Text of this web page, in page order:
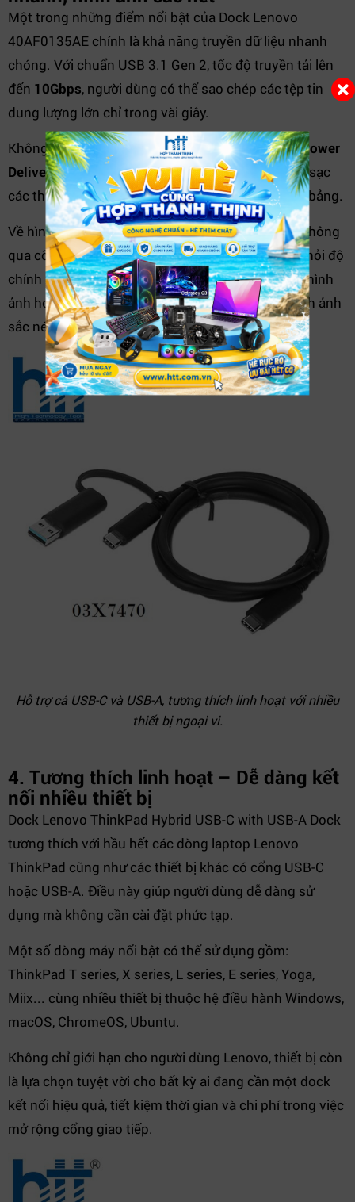
Một trong những điểm nổi bật của Dock Lenovo
40AF0135AE chính là khả năng truyền dữ liệu nhanh
chóng. Với chuẩn USB 3.1 Gen 2, tốc độ truyền tải lên
đến 10Gbps, người dùng có thể sao chép các tệp tin
dung lượng lớn chỉ trong vài giây.
Không dừng lại ở đó, dock còn hỗ trợsạc nhanh Power
Delivery 65W, giúp tiết kiệm đáng kể thời gian khi sạc
các thiết bị như laptop, smartphone hay máy tính bảng.
Về hình ảnh, dock hỗ trợ độ phân giải lên đến4Kthông
qua cổng HDMI – lý tưởng cho các công việc đòi hỏi độ
chính xác cao như thiết kế, dựng phim, chỉnh sửa hình
ảnh hoặc chỉ đơn giản là giải trí với chất lượng hình ảnh
sắc nét, sống động.
Hỗ trợ cả USB-C và USB-A, tương thích linh hoạt với nhiều
thiết bị ngoại vi.
4. Tương thích linh hoạt – Dễ dàng kết
nối nhiều thiết bị
Dock Lenovo ThinkPad Hybrid USB-C with USB-A Dock
tương thích với hầu hết các dòng laptop Lenovo
ThinkPad cũng như các thiết bị khác có cổng USB-C
hoặc USB-A. Điều này giúp người dùng dễ dàng sử
dụng mà không cần cài đặt phức tạp.
Một số dòng máy nổi bật có thể sử dụng gồm:
ThinkPad T series, X series, L series, E series, Yoga,
Miix... cùng nhiều thiết bị thuộc hệ điều hành Windows,
macOS, ChromeOS, Ubuntu.
Không chỉ giới hạn cho người dùng Lenovo, thiết bị còn
là lựa chọn tuyệt vời cho bất kỳ ai đang cần một dock
kết nối hiệu quả, tiết kiệm thời gian và chi phí trong việc
mở rộng cổng giao tiếp.